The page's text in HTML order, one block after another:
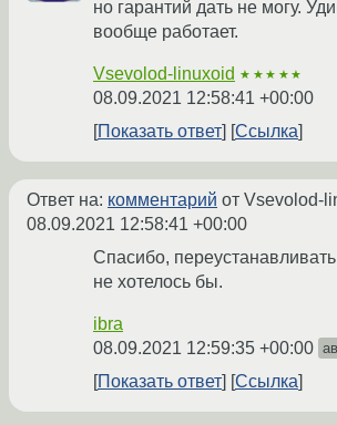
но гарантий дать не могу.
вообще работает.
Vsevolod-linuxoid ★★★★★
08.09.2021 12:58:41 +00:00
Показать ответ
Ссылка
Ответ на: комментарий от Vsevolod-
08.09.2021 12:58:41 +00:00
Спасибо,
не хотелось бы.
ibra
08.09.2021 12:59:35 +00:00
Показать ответ Ссылка